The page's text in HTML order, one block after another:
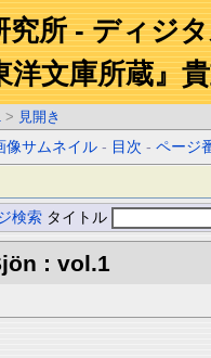
究所 - ディジ
洋文庫所蔵』
> 見開き
像サムネイル - 目次 -ページ
検索 タイトル
: vol.1